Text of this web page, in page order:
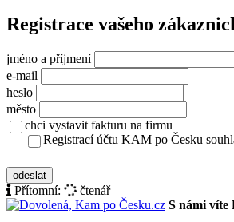
Registrace vašeho
jméno a příjmení
e-mail
heslo
město
chci vystavit fakturu na firmu
Registrací účtu KAM po Česku
odeslat
Přítomní:
čtenář
S námi